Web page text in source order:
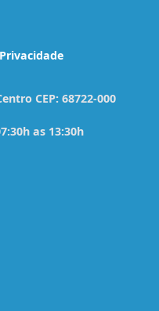
CEP: 68722-000
as 13:30h